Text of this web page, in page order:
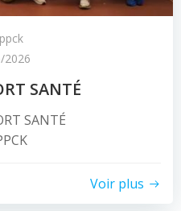
ppck
2026
SANTÉ
SANTÉ
Voir plus